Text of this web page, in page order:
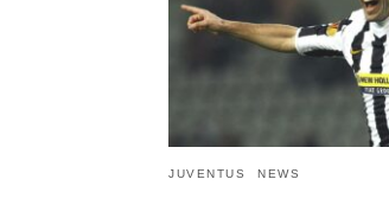
JUVENTUS NEWS